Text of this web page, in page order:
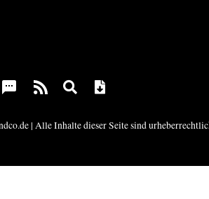
| Alle Inhalte dieser Seite sind